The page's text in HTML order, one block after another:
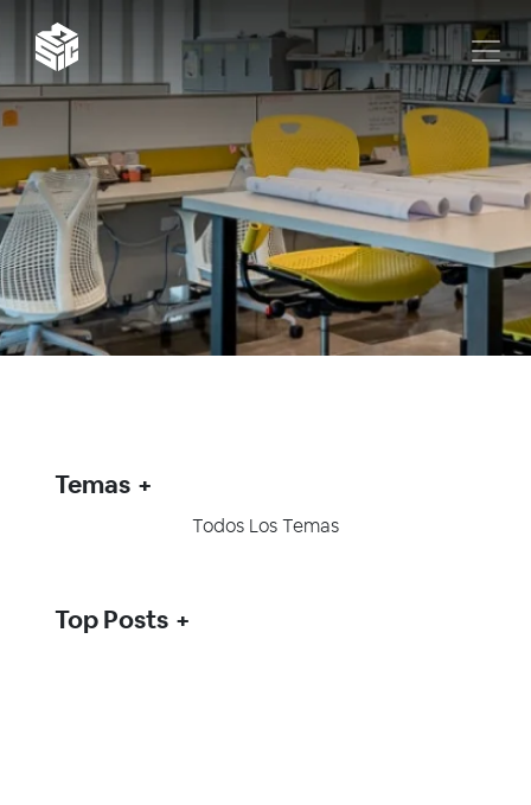
Temas
Todos Los Temas
Top Posts